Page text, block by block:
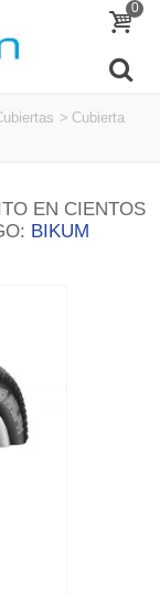
0
> Cubierta
EN CIENTOS
BIKUM